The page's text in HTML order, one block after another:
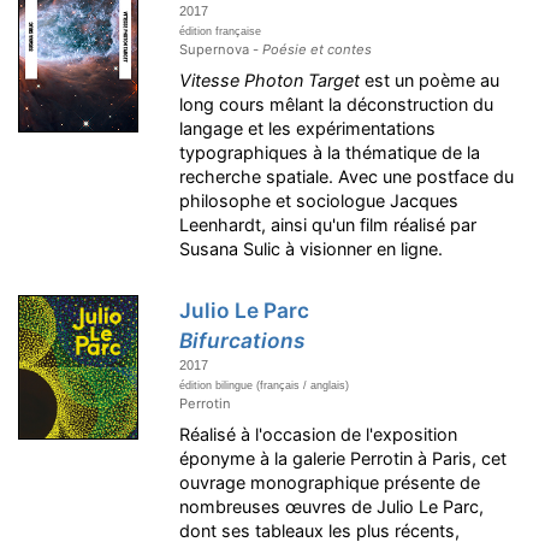
2017
édition française
Supernova -Poésie et contes
Vitesse Photon Targetest un poème au
long cours mêlant la déconstruction du
langage et les expérimentations
typographiques à la thématique de la
recherche spatiale. Avec une postface du
philosophe et sociologue Jacques
Leenhardt, ainsi qu'un film réalisé par
Susana Sulic à visionner en ligne.
Julio Le Parc
Bifurcations
2017
édition bilingue (français / anglais)
Perrotin
Réalisé à l'occasion de l'exposition
éponyme à la galerie Perrotin à Paris, cet
ouvrage monographique présente de
nombreuses œuvres de Julio Le Parc,
dont ses tableaux les plus récents,